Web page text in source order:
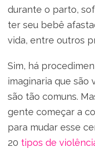
durante o parto,
ter seu bebê
vida, entre outros
Sim, há
imaginaria que são
são tão comuns.
gente começar a
para mudar esse
20 tipos de